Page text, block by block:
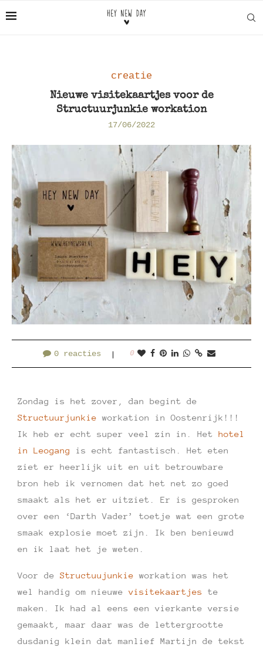
creatie
Nieuwe visitekaartjes voor de
Structuurjunkie workation
17/06/2022
0 reacties 0
Zondag is het zover, dan begint de
Structuurjunkie workation in Oostenrijk!!!
Ik heb er echt super veel zin in. Het hotel
in Leogang
is echt fantastisch. Het eten
ziet er heerlijk uit en uit betrouwbare
bron heb ik vernomen dat het net zo goed
smaakt als het er uitziet. Er is gesproken
over een ‘Darth Vader’ toetje wat een grote
smaak explosie moet zijn. Ik ben benieuwd
en ik laat het je weten.
Voor de Structuujunkie workation was het
wel handig om nieuwe visitekaartjes
te
maken. Ik had al eens een vierkante versie
gemaakt, maar daar was de lettergrootte
dusdanig klein dat manlief Martijn de tekst